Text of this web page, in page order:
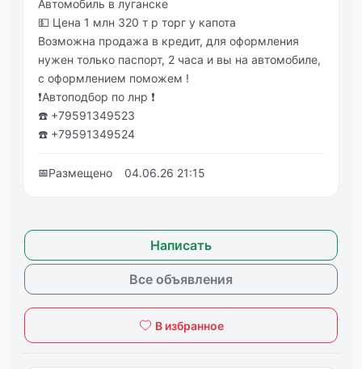
Автомобиль в луганске
💵 Цена 1 млн 320 т р торг у капота
Возможна продажа в кредит, для оформления
нужен только паспорт, 2 часа и вы на автомобиле,
с оформлением поможем !
❗️Автоподбор по лнр ❗️
☎️ +79591349523
☎️ +79591349524
📅Размещено 04.06.26 21:15
Написать
Все объявления
В избранное